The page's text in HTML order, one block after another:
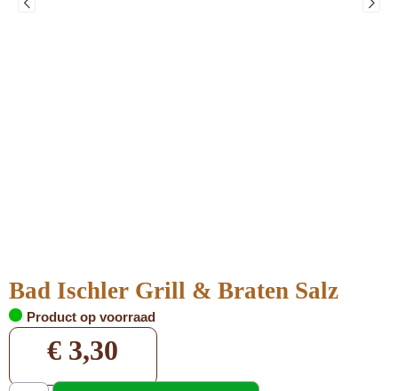
Bad Ischler Grill & Braten Salz
Product op voorraad
€ 3,30